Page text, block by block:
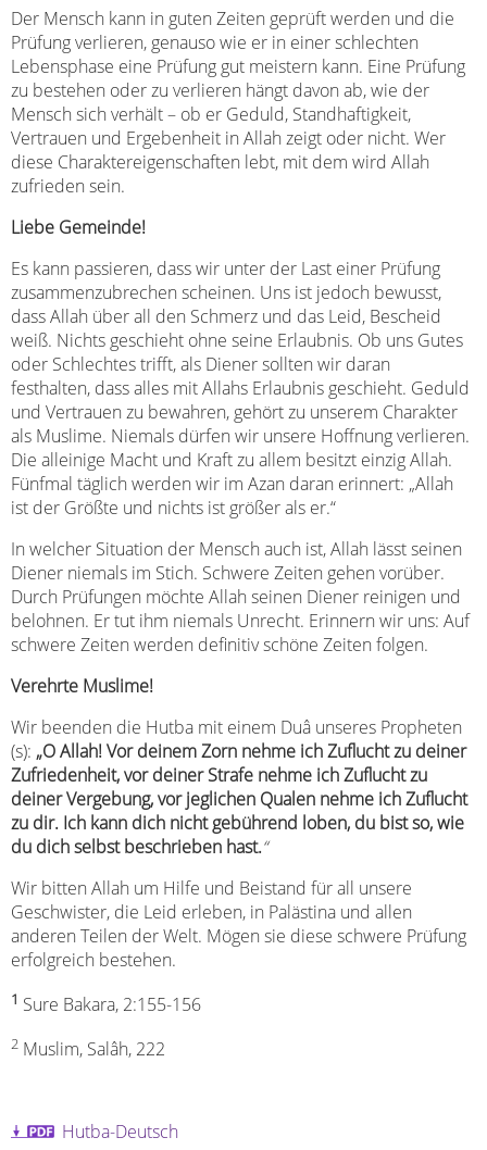
Der Mensch kann in guten Zeiten geprüft werden und die
Prüfung verlieren, genauso wie er in einer schlechten
Lebensphase eine Prüfung gut meistern kann. Eine Prüfung
zu bestehen oder zu verlieren hängt davon ab, wie der
Mensch sich verhält – ob er Geduld, Standhaftigkeit,
Vertrauen und Ergebenheit in Allah zeigt oder nicht. Wer
diese Charaktereigenschaften lebt, mit dem wird Allah
zufrieden sein.
Liebe Gemeinde!
Es kann passieren, dass wir unter der Last einer Prüfung
zusammenzubrechen scheinen. Uns ist jedoch bewusst,
dass Allah über all den Schmerz und das Leid, Bescheid
weiß. Nichts geschieht ohne seine Erlaubnis. Ob uns Gutes
oder Schlechtes trifft, als Diener sollten wir daran
festhalten, dass alles mit Allahs Erlaubnis geschieht. Geduld
und Vertrauen zu bewahren, gehört zu unserem Charakter
als Muslime. Niemals dürfen wir unsere Hoffnung verlieren.
Die alleinige Macht und Kraft zu allem besitzt einzig Allah.
Fünfmal täglich werden wir im Azan daran erinnert: „Allah
ist der Größte und nichts ist größer als er.“
In welcher Situation der Mensch auch ist, Allah lässt seinen
Diener niemals im Stich. Schwere Zeiten gehen vorüber.
Durch Prüfungen möchte Allah seinen Diener reinigen und
belohnen. Er tut ihm niemals Unrecht. Erinnern wir uns: Auf
schwere Zeiten werden definitiv schöne Zeiten folgen.
Verehrte Muslime!
Wir beenden die Hutba mit einem Duâ unseres Propheten
(s): „O Allah! Vor deinem Zorn nehme ich Zuflucht zu deiner
Zufriedenheit, vor deiner Strafe nehme ich Zuflucht zu
deiner Vergebung, vor jeglichen Qualen nehme ich Zuflucht
zu dir. Ich kann dich nicht gebührend loben, du bist so, wie
du dich selbst beschrieben hast.“
Wir bitten Allah um Hilfe und Beistand für all unsere
Geschwister, die Leid erleben, in Palästina und allen
anderen Teilen der Welt. Mögen sie diese schwere Prüfung
erfolgreich bestehen.
1 Sure Bakara, 2:155-156
2 Muslim, Salâh, 222
Hutba-Deutsch